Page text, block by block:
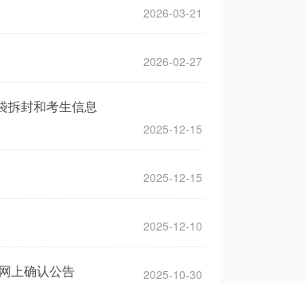
2026-03-21
2026-02-27
拆封和考生信息
2025-12-15
2025-12-15
2025-12-10
上确认公告 2025-10-30